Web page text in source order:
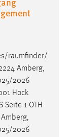
raumfinder/
Amberg,
2026
Hock
Seite 1 OTH
2026